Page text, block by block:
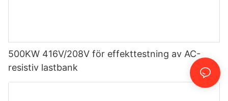
500KW 416V/208V för effekttestning av AC-
resistiv lastbank